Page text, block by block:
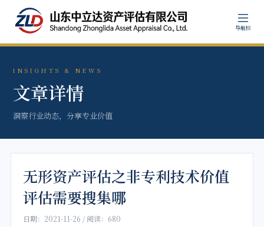
导航栏
INSIGHTS & NEWS
文章详情
洞察行业动态，分享专业价值
无形资产评估之非专利技术价值
评估需要搜集哪
日期：2021-11-26 / 阅读：680